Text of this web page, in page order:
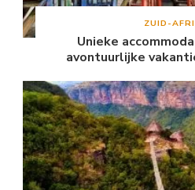
ZUID-
Unieke
avontuurlijke